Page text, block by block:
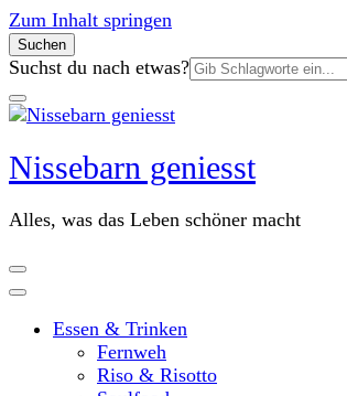
Zum Inhalt springen
Suchen
Suchen
nach:
Suchst du nach etwas?
Nissebarn geniesst
Alles, was das Leben schöner macht
Essen & Trinken
Fernweh
Riso & Risotto